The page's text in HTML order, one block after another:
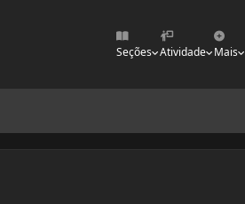
Seções Atividade Mais